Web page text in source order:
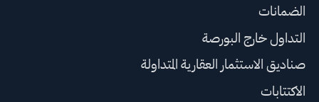
الضمانات
التداول خارج البورصة
صناديق الاستثمار العقارية المتداولة
الاكتتابات